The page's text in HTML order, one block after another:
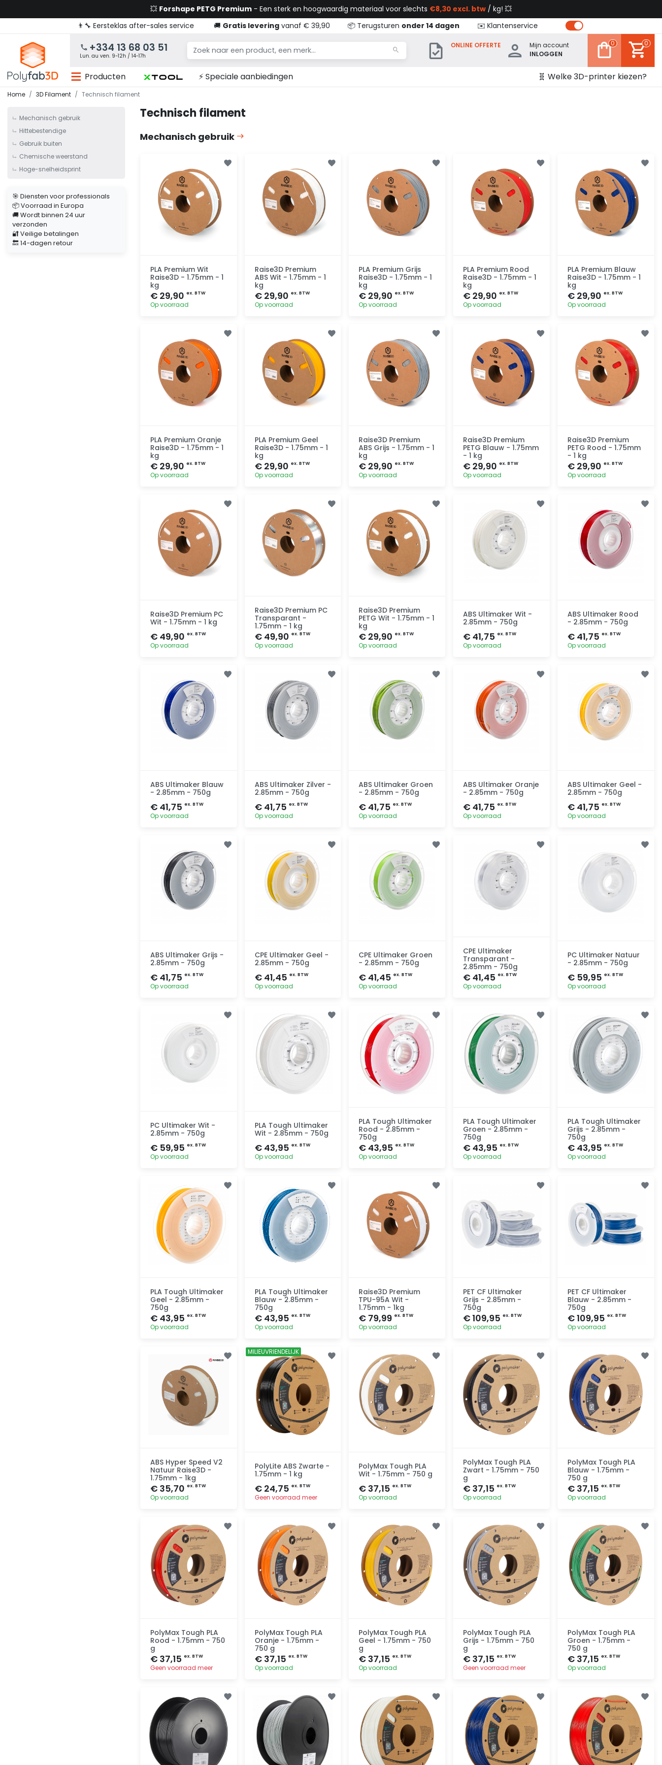
💥 Forshape PETG Premium - Een sterk en hoogwaardig materiaal voor slechts €8,30 excl. btw / kg! 💥
👨‍🔧 Eersteklas after-sales service
🚚 Gratis leveringvanaf € 39,90 📦 Terugsturen onder 14 dagen ✉️ Klantenservice
+334 13 68 03 51
Lun. au ven. 9-12h / 14-17h
ONLINE OFFERTE
Mijn account
INLOGGEN
0 0
Producten ⚡ Speciale aanbiedingen 🧬 Welke 3D-printer kiezen?
Home 3D Filament Technisch filament
Mechanisch gebruik
Hittebestendige
Gebruik buiten
Chemische weerstand
Hoge-snelheidsprint
🎯 Diensten voor professionals
📦 Voorraad in Europa
🚚 Wordt binnen 24 uur
verzonden
🔐 Veilige betalingen
🔙 14-dagen retour
Technisch filament
Mechanisch gebruik
PLA Premium Wit
Raise3D - 1.75mm - 1
kg
€ 29,90 ex. BTW
Op voorraad
Raise3D Premium
ABS Wit - 1.75mm - 1
kg
€ 29,90 ex. BTW
Op voorraad
PLA Premium Grijs
Raise3D - 1.75mm - 1
kg
€ 29,90 ex. BTW
Op voorraad
PLA Premium Rood
Raise3D - 1.75mm - 1
kg
€ 29,90 ex. BTW
Op voorraad
PLA Premium Blauw
Raise3D - 1.75mm - 1
kg
€ 29,90 ex. BTW
Op voorraad
PLA Premium Oranje
Raise3D - 1.75mm - 1
kg
€ 29,90 ex. BTW
Op voorraad
PLA Premium Geel
Raise3D - 1.75mm - 1
kg
€ 29,90 ex. BTW
Op voorraad
Raise3D Premium
ABS Grijs - 1.75mm - 1
kg
€ 29,90 ex. BTW
Op voorraad
Raise3D Premium
PETG Blauw - 1.75mm
- 1 kg
€ 29,90 ex. BTW
Op voorraad
Raise3D Premium
PETG Rood - 1.75mm
- 1 kg
€ 29,90 ex. BTW
Op voorraad
Raise3D Premium PC
Wit - 1.75mm - 1 kg
€ 49,90 ex. BTW
Op voorraad
Raise3D Premium PC
Transparant -
1.75mm - 1 kg
€ 49,90 ex. BTW
Op voorraad
Raise3D Premium
PETG Wit - 1.75mm - 1
kg
€ 29,90 ex. BTW
Op voorraad
ABS Ultimaker Wit -
2.85mm - 750g
€ 41,75 ex. BTW
Op voorraad
ABS Ultimaker Rood
- 2.85mm - 750g
€ 41,75 ex. BTW
Op voorraad
ABS Ultimaker Blauw
- 2.85mm - 750g
€ 41,75 ex. BTW
Op voorraad
ABS Ultimaker Zilver -
2.85mm - 750g
€ 41,75 ex. BTW
Op voorraad
ABS Ultimaker Groen
- 2.85mm - 750g
€ 41,75 ex. BTW
Op voorraad
ABS Ultimaker Oranje
- 2.85mm - 750g
€ 41,75 ex. BTW
Op voorraad
ABS Ultimaker Geel -
2.85mm - 750g
€ 41,75 ex. BTW
Op voorraad
ABS Ultimaker Grijs -
2.85mm - 750g
€ 41,75 ex. BTW
Op voorraad
CPE Ultimaker Geel -
2.85mm - 750g
€ 41,45 ex. BTW
Op voorraad
Toevoegen
CPE Ultimaker Groen
- 2.85mm - 750g
€ 41,45 ex. BTW
Op voorraad
Toevoegen
CPE Ultimaker
Transparant -
2.85mm - 750g
€ 41,45 ex. BTW
Op voorraad
Toevoegen
PC Ultimaker Natuur
- 2.85mm - 750g
€ 59,95 ex. BTW
Op voorraad
Toevoegen
PC Ultimaker Wit -
2.85mm - 750g
€ 59,95 ex. BTW
Op voorraad
Toevoegen
PLA Tough Ultimaker
Wit - 2.85mm - 750g
€ 43,95 ex. BTW
Op voorraad
Toevoegen
PLA Tough Ultimaker
Rood - 2.85mm -
750g
€ 43,95 ex. BTW
Op voorraad
PLA Tough Ultimaker
Groen - 2.85mm -
750g
€ 43,95 ex. BTW
Op voorraad
PLA Tough Ultimaker
Grijs - 2.85mm -
750g
€ 43,95 ex. BTW
Op voorraad
PLA Tough Ultimaker
Geel - 2.85mm -
750g
€ 43,95 ex. BTW
Op voorraad
Toevoegen
PLA Tough Ultimaker
Blauw - 2.85mm -
750g
€ 43,95 ex. BTW
Op voorraad
Toevoegen
Raise3D Premium
TPU-95A Wit -
1.75mm - 1kg
€ 79,99 ex. BTW
Op voorraad
Toevoegen
PET CF Ultimaker
Grijs - 2.85mm -
750g
€ 109,95 ex. BTW
Op voorraad
Toevoegen
PET CF Ultimaker
Blauw - 2.85mm -
750g
€ 109,95 ex. BTW
Op voorraad
Toevoegen
ABS Hyper Speed V2
Natuur Raise3D -
1.75mm - 1kg
€ 35,70 ex. BTW
Op voorraad
Toevoegen
PolyLite ABS Zwarte -
1.75mm - 1 kg
€ 24,75 ex. BTW
Geen voorraad meer
Toevoegen
MILIEUVRIENDELIJK
PolyMax Tough PLA
Wit - 1.75mm - 750 g
€ 37,15 ex. BTW
Op voorraad
Toevoegen
PolyMax Tough PLA
Zwart - 1.75mm - 750
g
€ 37,15 ex. BTW
Op voorraad
Toevoegen
PolyMax Tough PLA
Blauw - 1.75mm -
750 g
€ 37,15 ex. BTW
Op voorraad
Toevoegen
PolyMax Tough PLA
Rood - 1.75mm - 750
g
€ 37,15 ex. BTW
Geen voorraad meer
Toevoegen
PolyMax Tough PLA
Oranje - 1.75mm -
750 g
€ 37,15 ex. BTW
Op voorraad
Toevoegen
PolyMax Tough PLA
Geel - 1.75mm - 750
g
€ 37,15 ex. BTW
Op voorraad
Toevoegen
PolyMax Tough PLA
Grijs - 1.75mm - 750
g
€ 37,15 ex. BTW
Geen voorraad meer
Toevoegen
PolyMax Tough PLA
Groen - 1.75mm -
750 g
€ 37,15 ex. BTW
Op voorraad
Toevoegen